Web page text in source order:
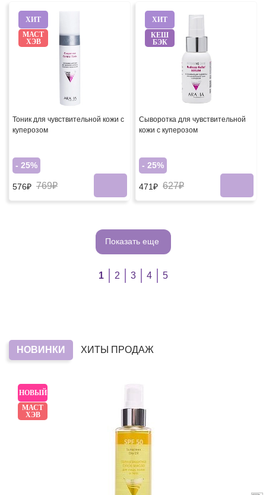
ХИТ
МАСТ
ХЭВ
Тоник для чувствительной кожи с
куперозом
- 25%
576₽ 769₽
ХИТ
КЕШ
БЭК
Сыворотка для чувствительной
кожи с куперозом
- 25%
471₽ 627₽
Показать еще
1 2 3 4 5
НОВИНКИ ХИТЫ ПРОДАЖ
НОВЫЙ
МАСТ
ХЭВ